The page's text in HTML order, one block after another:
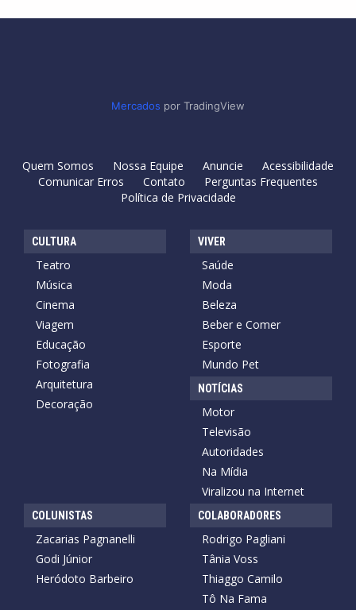
Mercados por TradingView
Quem Somos Nossa Equipe Anuncie
Acessibilidade
Comunicar Erros
Contato
Perguntas Frequentes
Política de Privacidade
CULTURA
Teatro
Música
Cinema
Viagem
Educação
Fotografia
Arquitetura
Decoração
VIVER
Saúde
Moda
Beleza
Beber e Comer
Esporte
Mundo Pet
NOTÍCIAS
Motor
Televisão
Autoridades
Na Mídia
Viralizou na Internet
COLUNISTAS
Zacarias Pagnanelli
Godi Júnior
Heródoto Barbeiro
COLABORADORES
Rodrigo Pagliani
Tânia Voss
Thiaggo Camilo
Tô Na Fama